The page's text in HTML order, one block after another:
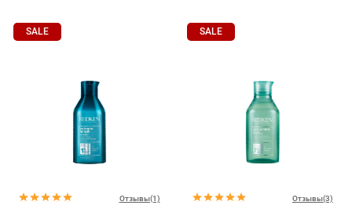
SALE
Отзывы(1)
SALE
Отзывы(3)